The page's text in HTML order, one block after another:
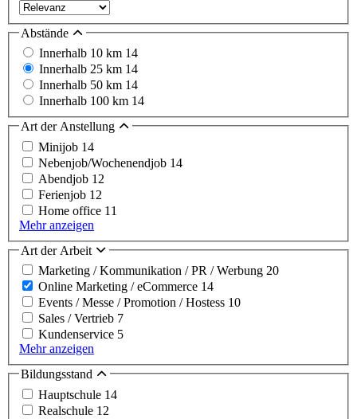
Abstände
Innerhalb 10 km 14
Innerhalb 25 km 14
Innerhalb 50 km 14
Innerhalb 100 km 14
Art der Anstellung
Minijob 14
Nebenjob/Wochenendjob 14
Abendjob 12
Ferienjob 12
Home office 11
Mehr anzeigen
Art der Arbeit
Marketing / Kommunikation / PR / Werbung 20
Online Marketing / eCommerce 14
Events / Messe / Promotion / Hostess 10
Sales / Vertrieb 7
Kundenservice 5
Mehr anzeigen
Bildungsstand
Hauptschule 14
Realschule 12